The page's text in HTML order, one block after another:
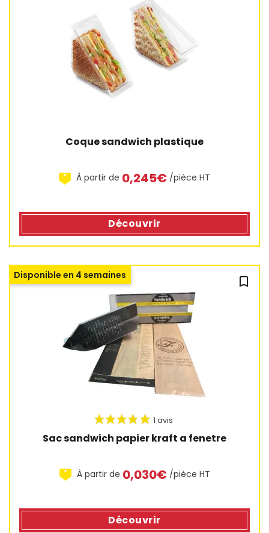
Coque sandwich plastique
À partir de 0,245€ /pièce HT
Découvrir
bookmark_outline
Sac sandwich papier kraft a fenetre
À partir de 0,030€ /pièce HT
Disponible en 4 semaines
Découvrir